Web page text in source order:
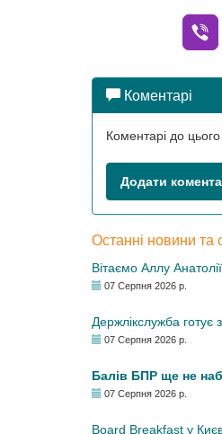
Коментарі
Коментарі до
Додати
Останні новини та
Вітаємо Аллу
07 Серпня 2026 р.
Держлікслужба готує
07 Серпня 2026 р.
Балів БПР ще не
07 Серпня 2026 р.
Board Breakfast у